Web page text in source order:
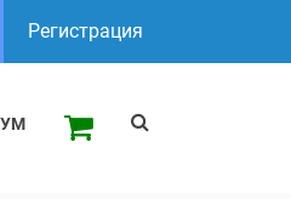
Регистрация